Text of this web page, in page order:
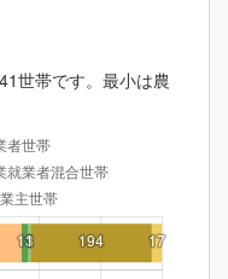
世帯です。最小は農